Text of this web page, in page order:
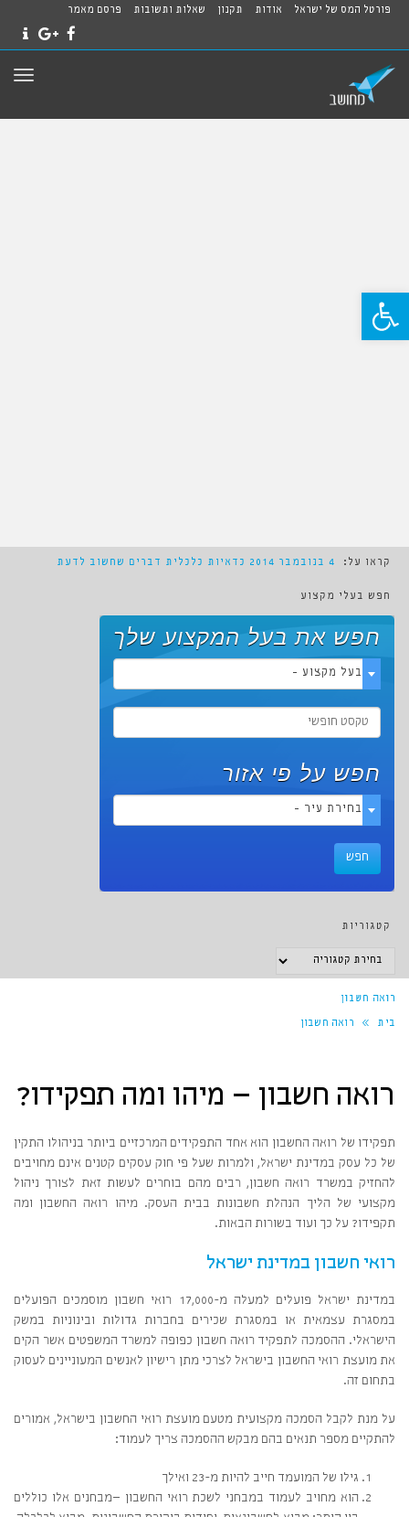
פתח סרגל נגישות
פורטל המס של ישראל אודות תקנון שאלות ותשובות פרסם מאמר
קראו על: 4 בנובמבר 2014 כדאיות כלכלית דברים שחשוב לדעת
חפש בעלי מקצוע
חפש את בעל המקצוע שלך
- בעל מקצוע -
חפש על פי אזור
- בחירת עיר -
קטגוריות
קטגוריות
רואה חשבון
בית » רואה חשבון
רואה חשבון – מיהו ומה תפקידו?
תפקידו של רואה החשבון הוא אחד התפקידים המרכזיים ביותר בניהולו התקין
של כל עסק במדינת ישראל, ולמרות שעל פי חוק עסקים קטנים אינם מחויבים
להחזיק במשרד רואה חשבון, רבים מהם בוחרים לעשות זאת לצורך ניהול
מקצועי של הליך הנהלת חשבונות בבית העסק. מיהו רואה החשבון ומה
תקפידו? על כך ועוד בשורות הבאות.
רואי חשבון במדינת ישראל
במדינת ישראל פועלים למעלה מ-17,000 רואי חשבון מוסמכים הפועלים
במסגרת עצמאית או במסגרת שכירים בחברות גדולות ובינוניות במשק
הישראלי. ההסמכה לתפקיד רואה חשבון כפופה למשרד המשפטים אשר הקים
את מועצת רואי החשבון בישראל לצרכי מתן רישיון לאנשים המעוניינים לעסוק
בתחום זה.
על מנת לקבל הסמכה מקצועית מטעם מועצת רואי החשבון בישראל, אמורים
להתקיים מספר תנאים בהם מבקש ההסמכה צריך לעמוד:
גילו של המועמד חייב להיות מ-23 ואילך
הוא מחויב לעמוד במבחני לשכת רואי החשבון –מבחנים אלו כוללים